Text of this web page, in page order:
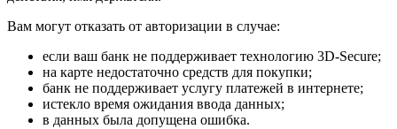
Вам могут отказать от авторизации в случае:
если ваш банк не поддерживает технологию 3D-Secure;
на карте недостаточно средств для покупки;
банк не поддерживает услугу платежей в интернете;
истекло время ожидания ввода данных;
в данных была допущена ошибка.